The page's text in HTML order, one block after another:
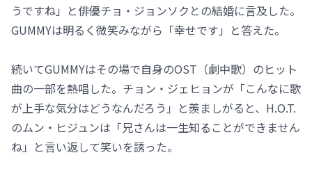
うですね」と俳優チョ・ジョンソクとの結婚に言及した。
GUMMYは明るく微笑みながら「幸せです」と答えた。
続いてGUMMYはその場で自身のOST（劇中歌）のヒット
曲の一部を熱唱した。チョン・ジェヒョンが「こんなに歌
が上手な気分はどうなんだろう」と羨ましがると、H.O.T.
のムン・ヒジュンは「兄さんは一生知ることができません
ね」と言い返して笑いを誘った。